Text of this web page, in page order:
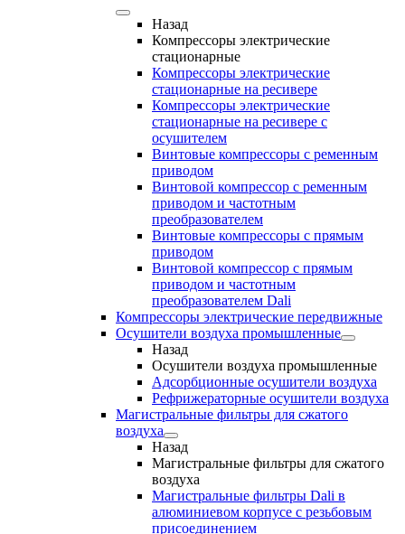
Назад
Компрессоры электрические
стационарные
Компрессоры электрические
стационарные на ресивере
Компрессоры электрические
стационарные на ресивере с
осушителем
Винтовые компрессоры с ременным
приводом
Винтовой компрессор с ременным
приводом и частотным
преобразователем
Винтовые компрессоры с прямым
приводом
Винтовой компрессор с прямым
приводом и частотным
преобразователем Dali
Компрессоры электрические передвижные
Осушители воздуха промышленные
Назад
Осушители воздуха промышленные
Адсорбционные осушители воздуха
Рефрижераторные осушители воздуха
Магистральные фильтры для сжатого
воздуха
Назад
Магистральные фильтры для сжатого
воздуха
Магистральные фильтры Dali в
алюминиевом корпусе с резьбовым
присоединением